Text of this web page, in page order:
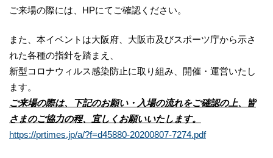
ご来場の際には、HPにてご確認ください。
また、本イベントは大阪府、大阪市及びスポーツ庁から示さ
れた各種の指針を踏まえ、
新型コロナウィルス感染防止に取り組み、開催・運営いたし
ます。
ご来場の際は、下記のお願い・入場の流れをご確認の上、皆
さまのご協力の程、宜しくお願いいたします。
https://prtimes.jp/a/?f=d45880-20200807-7274.pdf